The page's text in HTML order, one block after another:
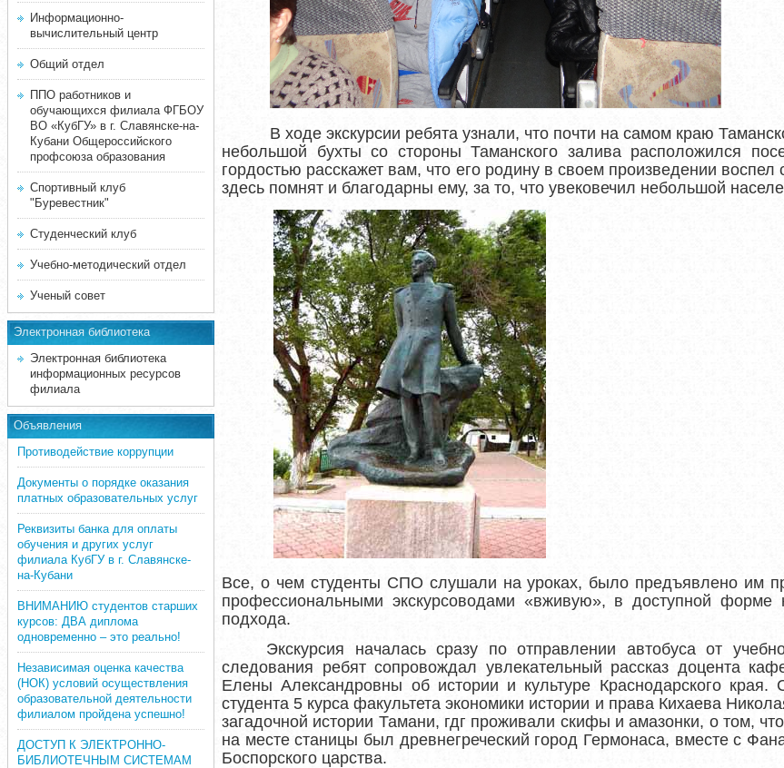
Информационно-
вычислительный центр
Общий отдел
ППО работников и
обучающихся филиала ФГБОУ
ВО «КубГУ» в г. Славянске-на-
Кубани Общероссийского
профсоюза образования
Спортивный клуб
"Буревестник"
Студенческий клуб
Учебно-методический отдел
Ученый совет
Электронная библиотека
Электронная библиотека
информационных ресурсов
филиала
Объявления
Противодействие коррупции
Документы о порядке оказания
платных образовательных услуг
Реквизиты банка для оплаты
обучения и других услуг
филиала КубГУ в г. Славянске-
на-Кубани
ВНИМАНИЮ студентов старших
курсов: ДВА диплома
одновременно – это реально!
Независимая оценка качества
(НОК) условий осуществления
образовательной деятельности
филиалом пройдена успешно!
ДОСТУП К ЭЛЕКТРОННО-
БИБЛИОТЕЧНЫМ СИСТЕМАМ
В ходе экскурсии ребята узнали, что почти на самом краю
небольшой бухты со стороны Таманского залива расположился
гордостью расскажет вам, что его родину в своем произведении
здесь помнят и благодарны ему, за то, что увековечил небольшой
Все, о чем студенты СПО слушали на уроках, было предъявлено им
профессиональными экскурсоводами «вживую», в доступной форме
подхода.
Экскурсия началась сразу по отправлении автобуса от
следования ребят сопровождал увлекательный рассказ доцента
Елены Александровны об истории и культуре Краснодарского
студента 5 курса факультета экономики истории и права Кихаева
загадочной истории Тамани, гдг проживали скифы и амазонки, о том,
на месте станицы был древнегреческий город Гермонаса, вместе с
Боспорского царства.